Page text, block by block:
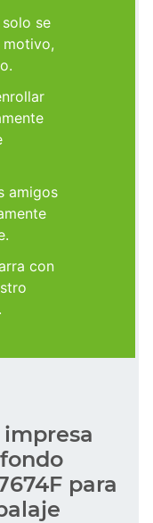
se
amigos
con
.
para